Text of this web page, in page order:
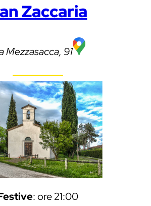
Zaccaria
Mezzasacca, 91
: ore 21:00